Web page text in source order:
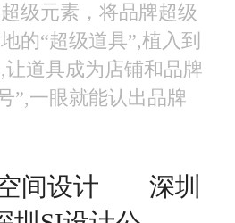
级元素，将品牌超级
的“超级道具”,植入到
道具成为店铺和品牌
”,一眼就能认出品牌
间设计
深圳